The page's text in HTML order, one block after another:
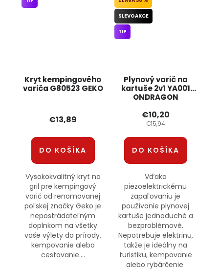
Kryt kempingového
variča G80523 GEKO
€13,89
DO KOŠÍKA
Vysokokvalitný kryt na
gril pre kempingový
varič od renomovanej
poľskej značky Geko je
nepostrádateľným
doplnkom na všetky
vaše výlety do prírody,
kempovanie alebo
cestovanie....
Plynový varič na
kartuše 2v1 YA001
ONDRAGON
SLEVOAKCE
TIP
€10,20
€15,94
DO KOŠÍKA
Vďaka
piezoelektrickému
zapaľovaniu je
používanie plynovej
kartuše jednoduché a
bezproblémové.
Nepotrebuje elektrinu,
takže je ideálny na
turistiku, kempovanie
alebo rybárčenie.